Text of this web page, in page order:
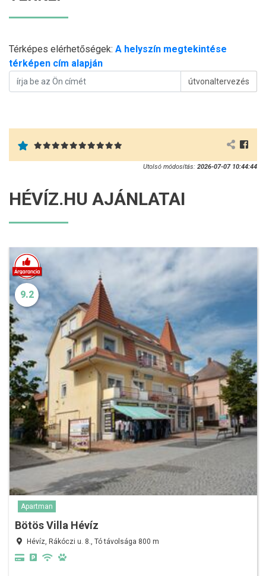
Térképes elérhetőségek: A helyszín megtekintése
térképen cím alapján
útvonaltervezés
Utolsó módosítás: 2026-07-07 10:44:44
HÉVÍZ.HU AJÁNLATAI
9.2
Apartman
Bötös Villa Hévíz
Hévíz, Rákóczi u. 8., Tó távolsága 800 m